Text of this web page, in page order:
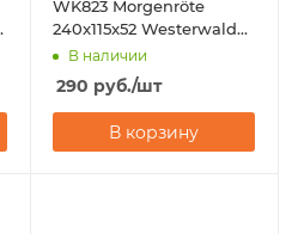
WK823 Morgenröte
240x115x52 Westerwalder
Klinker
В наличии
290 руб./шт
В корзину